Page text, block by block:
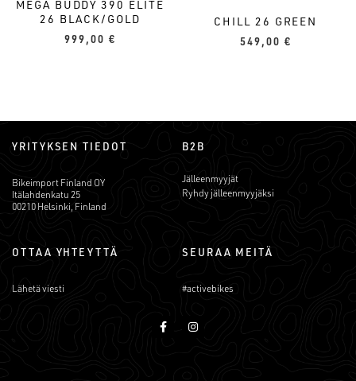
MEGA BUDDY 390 ELITE
26 BLACK/GOLD
999,00 €
CHILL 26 GREEN
549,00 €
YRITYKSEN TIEDOT
Bikeimport Finland OY
Itälahdenkatu 25
00210 Helsinki, Finland
B2B
Jälleenmyyjät
Ryhdy jälleenmyyjäksi
OTTAA YHTEYTTÄ
Lähetä viesti
SEURAA MEITÄ
#activebikes